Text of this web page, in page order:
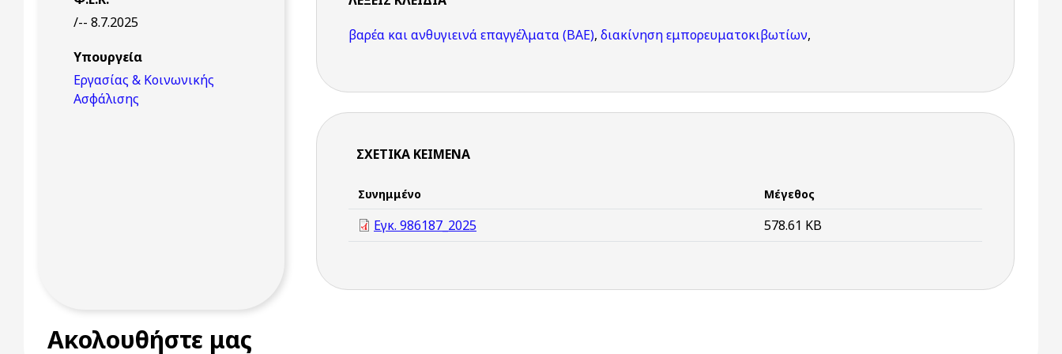
/-- 8.7.2025
Υπουργεία
Εργασίας & Κοινωνικής
Ασφάλισης
βαρέα και ανθυγιεινά επαγγέλματα (ΒΑΕ), διακίνηση εμπορευματοκιβωτίων,
ΣΧΕΤΙΚΆ ΚΕΊΜΕΝΑ
Συνημμένο Μέγεθος
Εγκ. 986187_2025 578.61 KB
Ακολουθήστε μας